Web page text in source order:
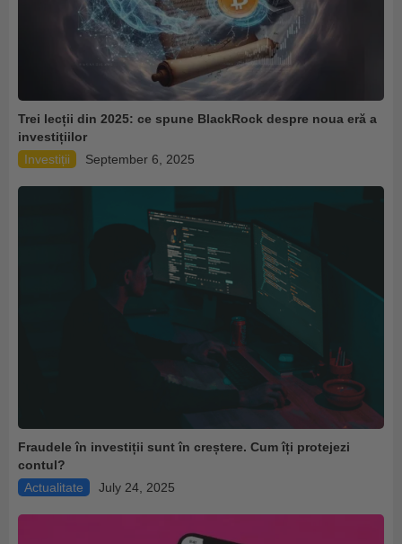
Trei lecții din 2025: ce spune BlackRock despre noua eră a
investițiilor
Investiții
September 6, 2025
Fraudele în investiții sunt în creștere. Cum îți protejezi
contul?
Actualitate
July 24, 2025